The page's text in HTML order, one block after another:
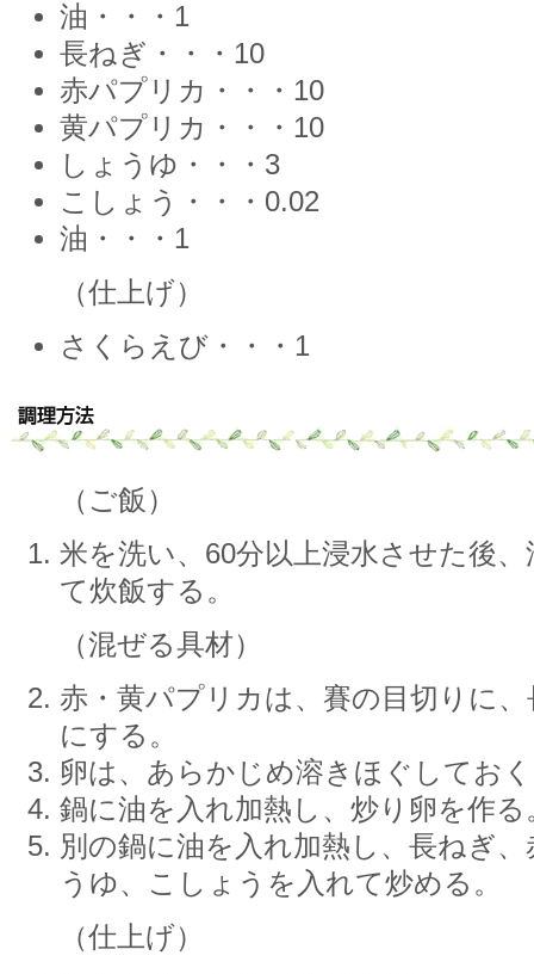
油・・・1
長ねぎ・・・10
赤パプリカ・・・10
黄パプリカ・・・10
しょうゆ・・・3
こしょう・・・0.02
油・・・1
（仕上げ）
さくらえび・・・1
（ご飯）
米を洗い、60分以上浸水させた後
て炊飯する。
（混ぜる具材）
赤・黄パプリカは、賽の目切りに
にする。
卵は、あらかじめ溶きほぐしてお
鍋に油を入れ加熱し、炒り卵を作る
別の鍋に油を入れ加熱し、長ねぎ
うゆ、こしょうを入れて炒める。
（仕上げ）